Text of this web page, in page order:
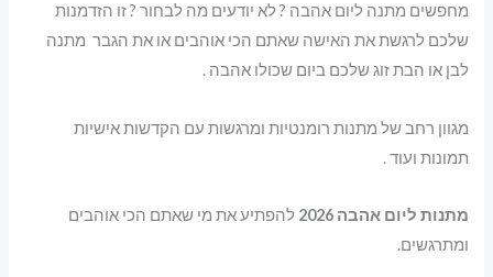
מחפשים מתנה ליום אהבה ? לא יודעים מה לבחור ? זו הזדמנות
שלכם לרגשת את האישה שאתם הכי אוהבים או את הגבר מתנה
לבן או הבת זוג שלכם ביום שכולו אהבה .
מגוון רחב של מתנות רומנטיות ומרגשות עם הקדשות אישיות
תמונות ועוד .
מתנות ליום אהבה 2026
להפתיע את מי שאתם הכי אוהבים
ומתרגשים.